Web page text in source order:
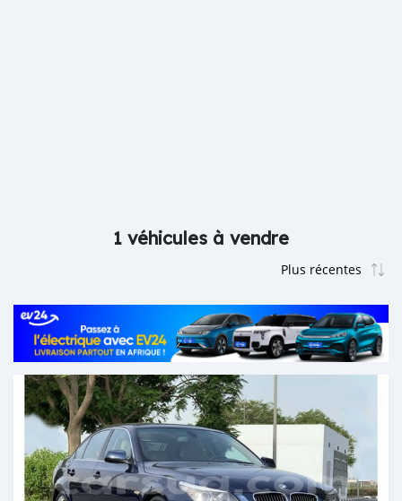
1 véhicules à vendre